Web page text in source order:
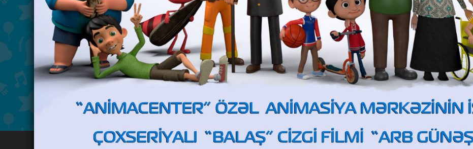
Məktəbə hazırlaşırıq: 22 yanvar 2026-cı il - "Yaşıl ev"